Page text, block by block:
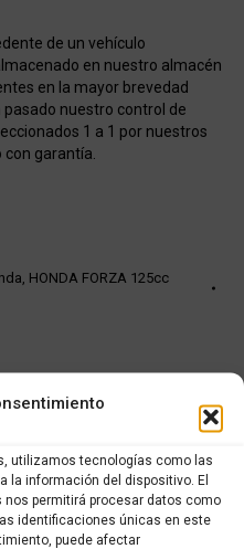
utilizamos tecnologías como las
la información del dispositivo. El
permitirá procesar datos como
identificaciones únicas en este
puede afectar
de un vehículo
en nuestro almacén
en la mayor brevedad
pasado nuestro control de
1 a 1 por nuestros
garantía.
HONDA FORZA 125cc